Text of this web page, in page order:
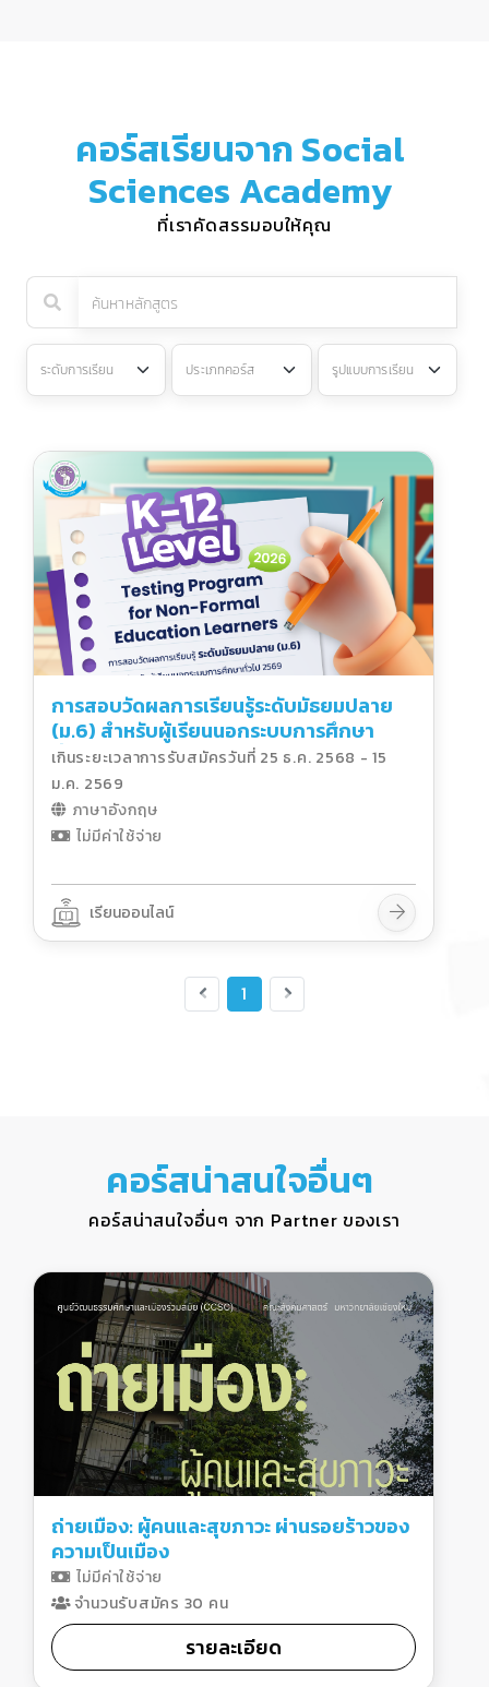
คอร์สเรียนจาก Social
Sciences Academy
ที่เราคัดสรรมอบให้คุณ
การสอบวัดผลการเรียนรู้ระดับมัธยมปลาย
(ม.6) สำหรับผู้เรียนนอกระบบการศึกษา
ทั่วไป 2569
เกินระยะเวลาการรับสมัครวันที่ 25 ธ.ค. 2568 - 15
ม.ค. 2569
ภาษาอังกฤษ
ไม่มีค่าใช้จ่าย
เรียนออนไลน์
1
คอร์สน่าสนใจอื่นๆ
คอร์สน่าสนใจอื่นๆ จาก Partner ของเรา
ถ่ายเมือง: ผู้คนและสุขภาวะ ผ่านรอยร้าวของ
ความเป็นเมือง
ไม่มีค่าใช้จ่าย
จำนวนรับสมัคร 30 คน
รายละเอียด